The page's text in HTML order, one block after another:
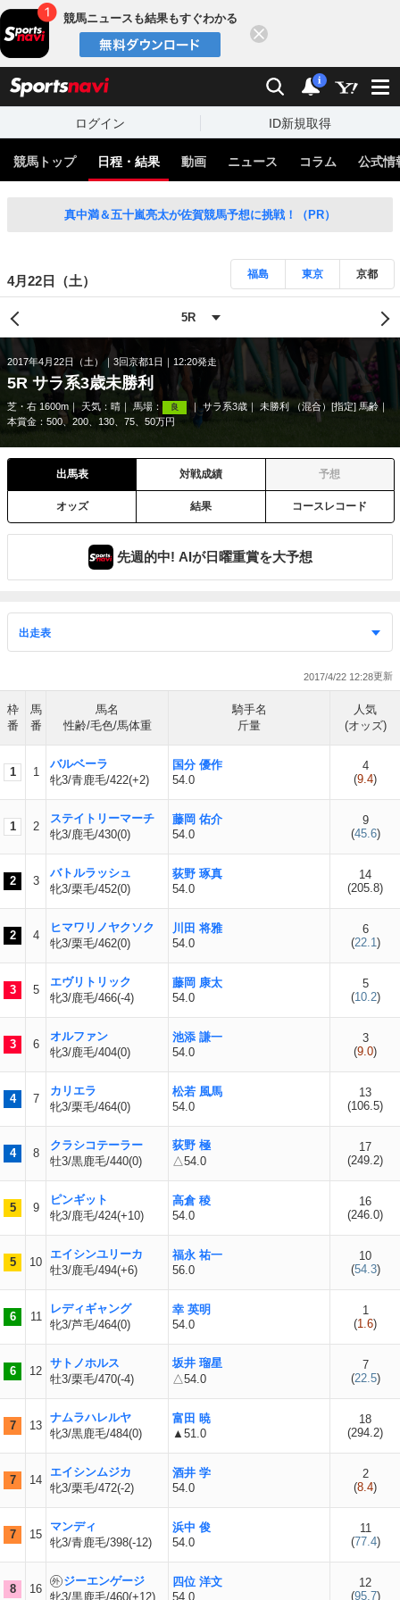
競馬ニュースも結果もすぐわかる
検索 通知
i
ログイン ID新規取得
競馬トップ 日程・結果 動画 ニュース コラム 公式情
真中満＆五十嵐亮太が佐賀競馬予想に挑戦！（PR）
4月22日（土） 福島 東京 京都
2017年4月22日（土） 3回京都1日 12:20発走
5R サラ系3歳未勝利
芝・右 1600m 天気： 晴 馬場： 良 サラ系3歳
未勝利 （混合）[指定] 馬齢
本賞金：500、200、130、75、50万円
出馬表 対戦成績 予想
オッズ 結果 コースレコード
先週的中! AIが日曜重賞を大予想
2017/4/22 12:28
枠
番
馬
番
馬名
性齢/毛色/馬体重
騎手名
斤量
人気
(オッズ)
1 1
バルベーラ
牝3/青鹿毛/422(+2)
国分 優作
54.0
4
(9.4)
1 2
ステイトリーマーチ
牝3/鹿毛/430(0)
藤岡 佑介
54.0
9
(45.6)
2 3
バトルラッシュ
牝3/栗毛/452(0)
荻野 琢真
54.0
14
(205.8)
2 4
ヒマワリノヤクソク
牝3/栗毛/462(0)
川田 将雅
54.0
6
(22.1)
3 5
エヴリトリック
牝3/鹿毛/466(-4)
藤岡 康太
54.0
5
(10.2)
3 6
オルファン
牝3/鹿毛/404(0)
池添 謙一
54.0
3
(9.0)
4 7
カリエラ
牝3/栗毛/464(0)
松若 風馬
54.0
13
(106.5)
4 8
クラシコテーラー
牡3/黒鹿毛/440(0)
荻野 極
△54.0
17
(249.2)
5 9
ピンギット
牝3/鹿毛/424(+10)
高倉 稜
54.0
16
(246.0)
5 10
エイシンユリーカ
牡3/鹿毛/494(+6)
福永 祐一
56.0
10
(54.3)
6 11
レディギャング
牝3/芦毛/464(0)
幸 英明
54.0
1
(1.6)
6 12
サトノホルス
牡3/栗毛/470(-4)
坂井 瑠星
△54.0
7
(22.5)
7 13
ナムラハレルヤ
牝3/黒鹿毛/484(0)
富田 暁
▲51.0
18
(294.2)
7 14
エイシンムジカ
牝3/栗毛/472(-2)
酒井 学
54.0
2
(8.4)
7 15
マンディ
牝3/青鹿毛/398(-12)
浜中 俊
54.0
11
(77.4)
8 16
ジーエンゲージ
牝3/黒鹿毛/460(+12)
四位 洋文
54.0
12
(95.7)